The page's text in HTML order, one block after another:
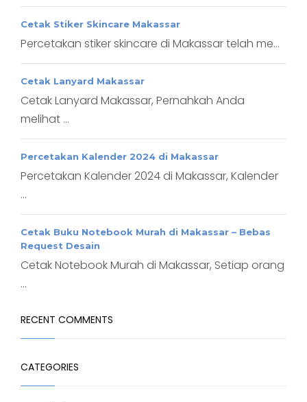
Cetak Stiker Skincare Makassar
Percetakan stiker skincare di Makassar telah me...
Cetak Lanyard Makassar
Cetak Lanyard Makassar, Pernahkah Anda
melihat ...
Percetakan Kalender 2024 di Makassar
Percetakan Kalender 2024 di Makassar, Kalender
...
Cetak Buku Notebook Murah di Makassar – Bebas
Request Desain
Cetak Notebook Murah di Makassar, Setiap orang
...
RECENT COMMENTS
CATEGORIES